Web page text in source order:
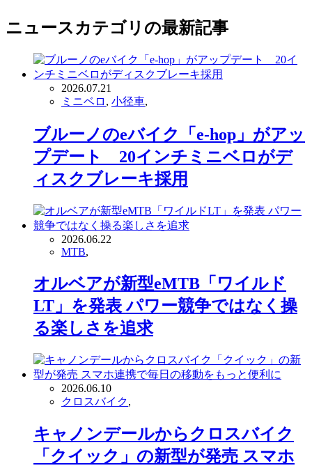
ニュース カテゴリの最新記事
2026.07.21
ミニベロ , 小径車,
ブルーノのeバイク「e-hop」がアッ
プデート 20インチミニベロがデ
ィスクブレーキ採用
2026.06.22
MTB,
オルベアが新型eMTB「ワイルド
LT」を発表 パワー競争ではなく操
る楽しさを追求
2026.06.10
クロスバイク,
キャノンデールからクロスバイク
「クイック」の新型が発売 スマホ